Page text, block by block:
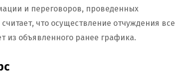
и переговоров, проведенных
что осуществление отчуждения все
из объявленного ранее графика.